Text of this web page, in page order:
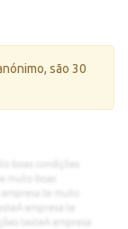
são 30